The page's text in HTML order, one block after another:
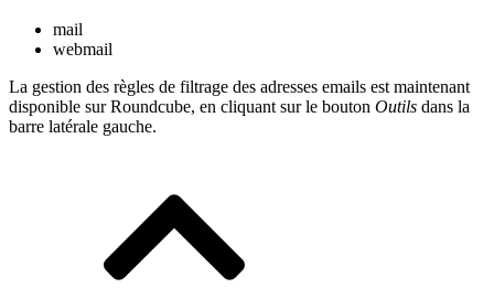
mail
webmail
La gestion des règles de filtrage des adresses emails est maintenant
disponible sur Roundcube, en cliquant sur le bouton Outils dans la
barre latérale gauche.